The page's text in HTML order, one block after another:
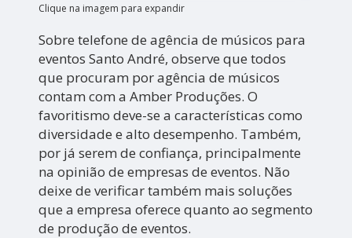
Clique na imagem para expandir
Sobre telefone de agência de músicos para
eventos Santo André, observe que todos
que procuram por agência de músicos
contam com a Amber Produções. O
favoritismo deve-se a características como
diversidade e alto desempenho. Também,
por já serem de confiança, principalmente
na opinião de empresas de eventos. Não
deixe de verificar também mais soluções
que a empresa oferece quanto ao segmento
de produção de eventos.